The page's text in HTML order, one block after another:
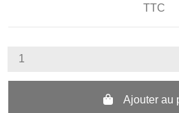
TTC
Ajouter au